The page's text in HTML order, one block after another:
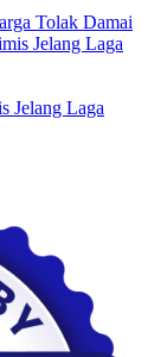
Tolak Damai
Jelang Laga